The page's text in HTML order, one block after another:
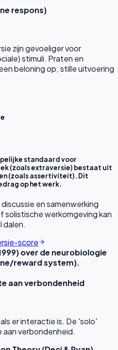
respons)
zijn gevoeliger voor
stimuli. Praten en
beloning op; stille uitvoering
standaard voor
(zoals extraversie) bestaat uit
(zoals assertiviteit). Dit
op het werk.
en samenwerking
solistische werkomgeving kan
dalen.
score
over de neurobiologie
reward system).
aan verbondenheid
er interactie is. De 'solo'
verbondenheid.